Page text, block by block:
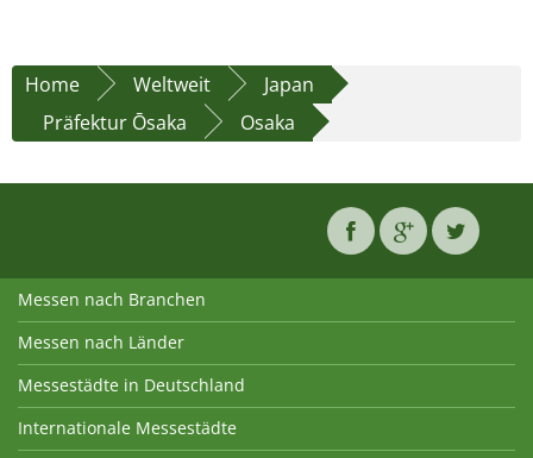
Home Weltweit
Japan
Präfektur Ōsaka
Osaka
Messen nach Branchen
Messen nach Länder
Messestädte in Deutschland
Internationale Messestädte